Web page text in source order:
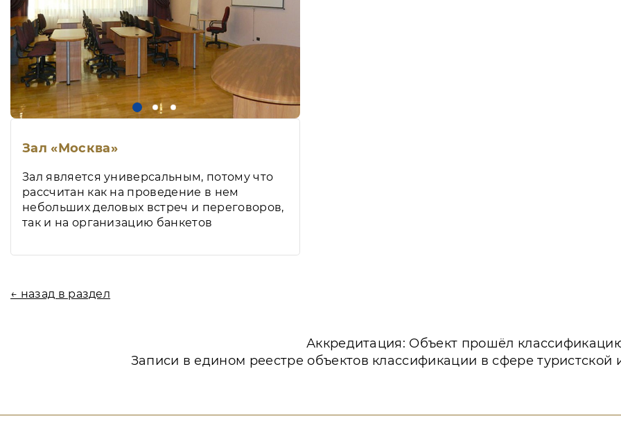
Зал «Москва»
Зал является универсальным, потому что
рассчитан как на проведение в нем
небольших деловых встреч и переговоров,
так и на организацию банкетов
← назад в раздел
Аккредитация: Объект прошёл
Записи в едином реестре объектов классификации в сфере туристской